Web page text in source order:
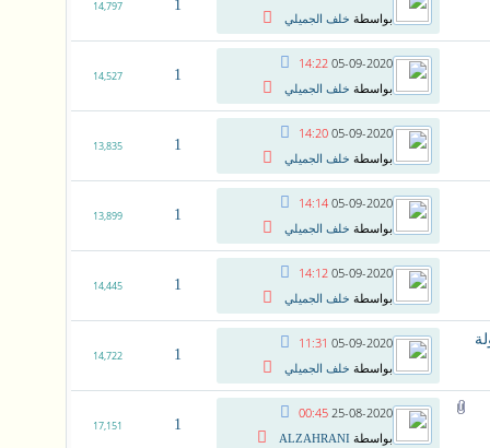
بواسطة خلف الجميلي
1
14,797
05-09-2020
14:22
بواسطة خلف الجميلي
1
14,527
05-09-2020
14:20
بواسطة خلف الجميلي
1
13,835
05-09-2020
14:14
بواسطة خلف الجميلي
1
13,899
05-09-2020
14:12
بواسطة خلف الجميلي
1
14,445
05-09-2020
11:31
بواسطة خلف الجميلي
1
14,722
25-08-2020
00:45
بواسطة ALZAHRANI
1
17,151